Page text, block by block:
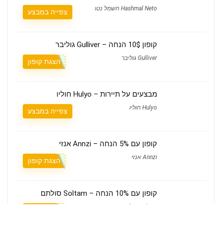
Hashmal Neto חשמל נטו צפייה במבצע
קופון 10$ הנחה – Gulliver גוליבר
Gulliver גוליבר הצגת קופון
מבצעים על תיירות – Hulyo חוליו
Hulyo חוליו צפייה במבצע
קופון עם 5% הנחה – Annzi אנזי
Annzi אנזי הצגת קופון
קופון עם 10% הנחה – Soltam סולתם
Soltam סולתם